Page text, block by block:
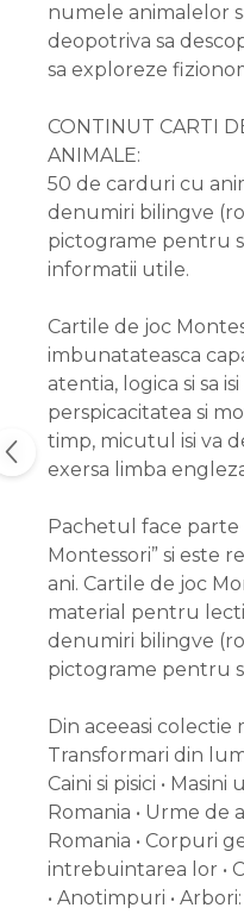
numele animalelor
deopotriva sa
sa exploreze
CONTINUT CARTI
ANIMALE:
50 de carduri cu
denumiri bilingve
pictograme pentru
informatii utile.
Cartile de joc
imbunatateasca
atentia, logica si sa
perspicacitatea si
timp, micutul isi va
exersa limba
Pachetul face parte
Montessori” si este
ani. Cartile de joc
material pentru
denumiri bilingve
pictograme pentru
Din aceeasi colectie
Transformari din
Caini si pisici •
Romania • Urme de
Romania • Corpuri
intrebuintarea lor •
• Anotimpuri •